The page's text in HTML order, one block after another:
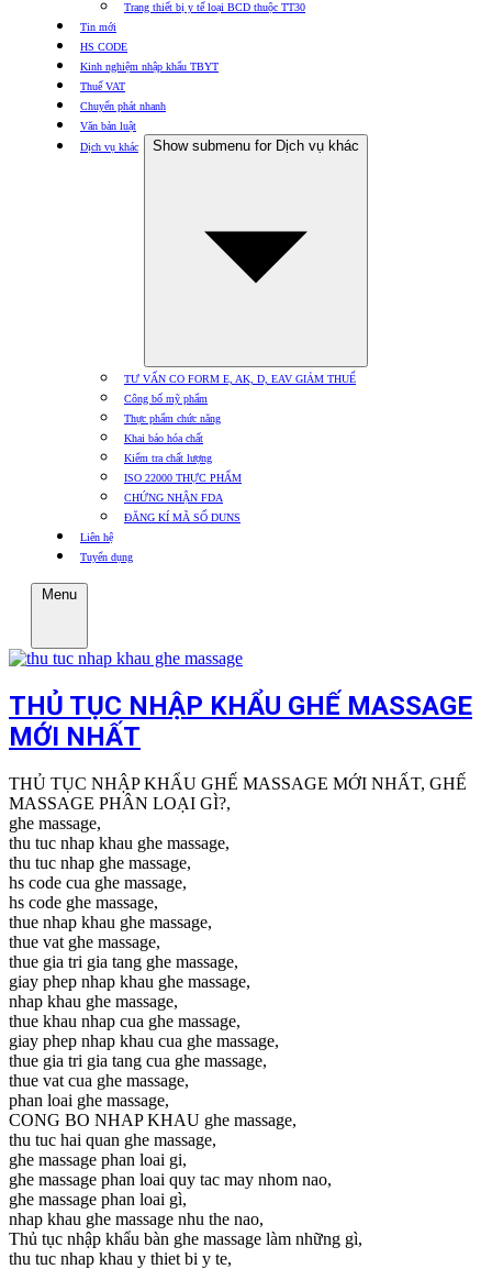
Trang thiết bị y tế loại BCD thuộc TT30
Tin mới
HS CODE
Kinh nghiệm nhập khẩu TBYT
Thuế VAT
Chuyển phát nhanh
Văn bản luật
Dịch vụ khác
Show submenu for Dịch vụ khác
TƯ VẤN CO FORM E, AK, D, EAV GIẢM THUẾ
Công bố mỹ phẩm
Thực phẩm chức năng
Khai báo hóa chất
Kiểm tra chất lượng
ISO 22000 THỰC PHẨM
CHỨNG NHẬN FDA
ĐĂNG KÍ MÃ SỐ DUNS
Liên hệ
Tuyển dụng
Menu
THỦ TỤC NHẬP KHẨU GHẾ MASSAGE
MỚI NHẤT
THỦ TỤC NHẬP KHẨU GHẾ MASSAGE MỚI NHẤT, GHẾ
MASSAGE PHÂN LOẠI GÌ?,
ghe massage,
thu tuc nhap khau ghe massage,
thu tuc nhap ghe massage,
hs code cua ghe massage,
hs code ghe massage,
thue nhap khau ghe massage,
thue vat ghe massage,
thue gia tri gia tang ghe massage,
giay phep nhap khau ghe massage,
nhap khau ghe massage,
thue khau nhap cua ghe massage,
giay phep nhap khau cua ghe massage,
thue gia tri gia tang cua ghe massage,
thue vat cua ghe massage,
phan loai ghe massage,
CONG BO NHAP KHAU ghe massage,
thu tuc hai quan ghe massage,
ghe massage phan loai gi,
ghe massage phan loai quy tac may nhom nao,
ghe massage phan loai gì,
nhap khau ghe massage nhu the nao,
Thủ tục nhập khẩu bàn ghe massage làm những gì,
thu tuc nhap khau y thiet bi y te,